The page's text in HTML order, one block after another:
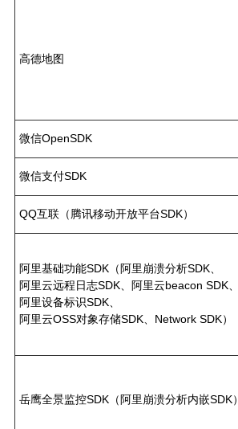
高德地图
微信OpenSDK
微信支付SDK
QQ互联（腾讯移动开放平台SDK）
阿里基础功能SDK（阿里崩溃分析SDK、
阿里云远程日志SDK、阿里云beacon SDK、
阿里设备标识SDK、
阿里云OSS对象存储SDK、Network SDK）
岳鹰全景监控SDK（阿里崩溃分析内嵌SDK）